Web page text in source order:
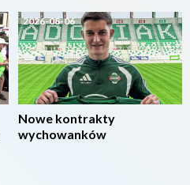
2026-08-06
Nowe kontrakty
wychowanków